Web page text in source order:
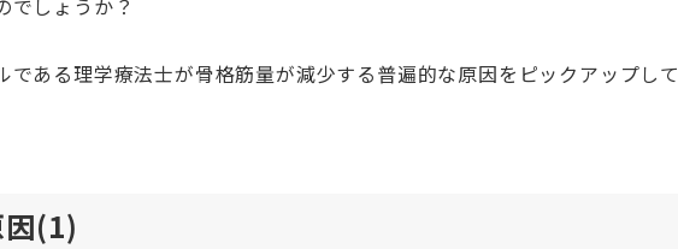
ある理学療法士が骨格筋量が減少する普遍的な原因をピックアップして
(1)